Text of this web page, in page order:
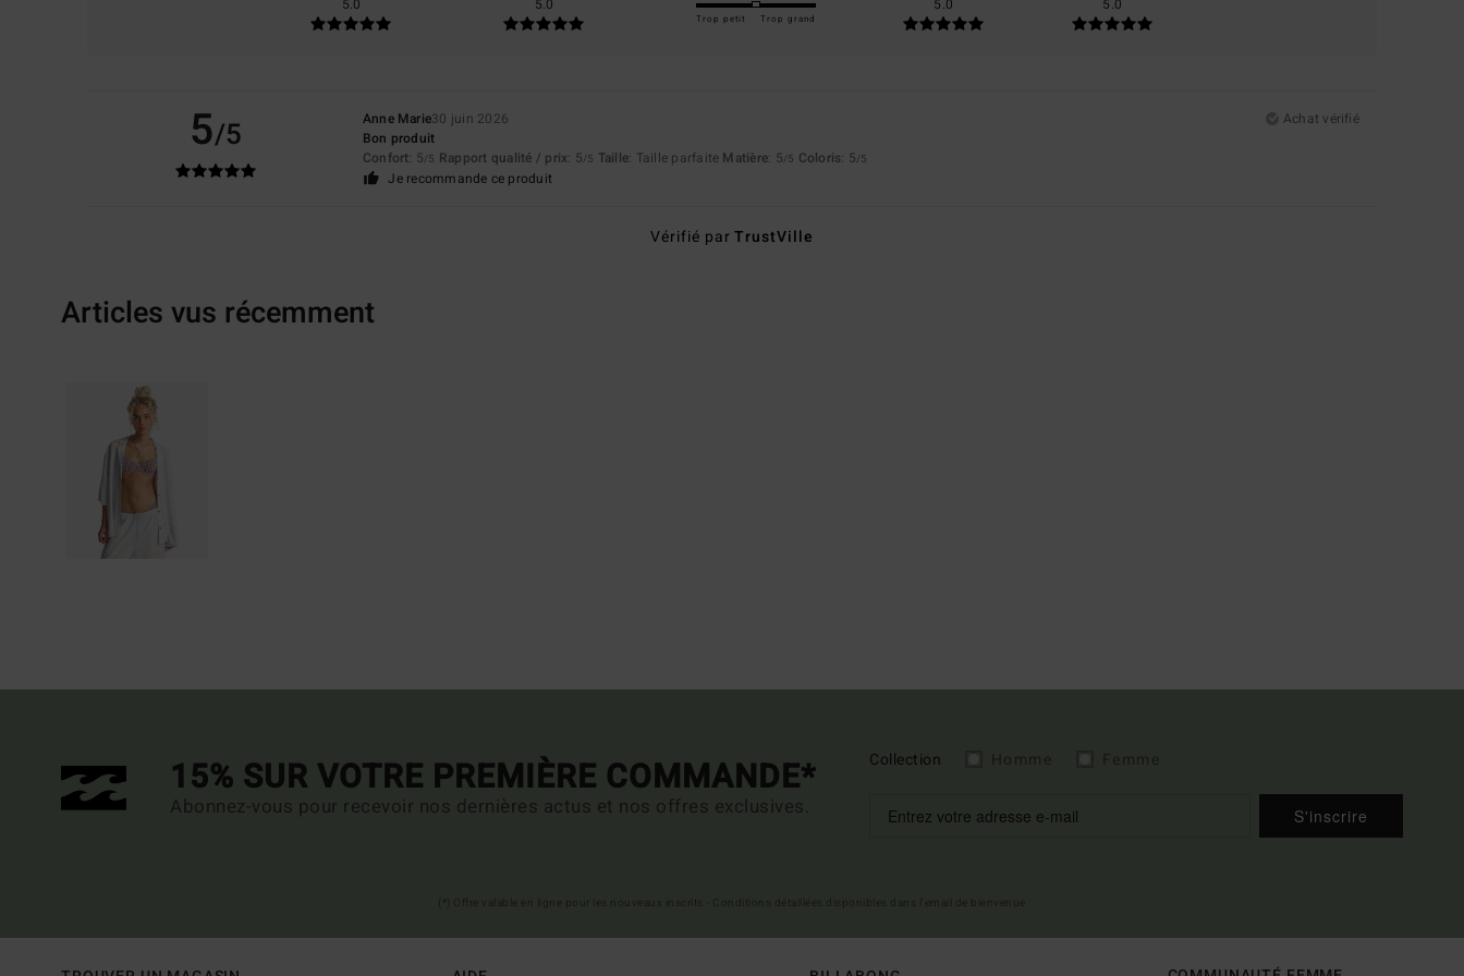
5.0
5.0
Trop petit Trop grand
5.0
5.0
5/5 Anne Marie30 juin 2026
Achat vérifié
Bon produit
Confort: 5/5 Rapport qualité / prix: 5/5 Taille: Taille parfaite Matière: 5/5 Coloris: 5/5
Je recommande ce produit
Vérifié parTrustVille
Articles vus récemment
15% SUR VOTRE PREMIÈRE COMMANDE*
Abonnez-vous pour recevoir nos dernières actus et nos offres exclusives.
Collection
S'inscrire